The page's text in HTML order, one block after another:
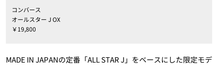
コンバース
オールスター J OX
￥19,800
MADE IN JAPANの定番「ALL STAR J」をベースにした限定モデ